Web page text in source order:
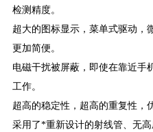
检测精度。
超大的图标显示，菜单式驱动，
更加简便。
电磁干扰被屏蔽，即使在靠近手
工作。
超高的稳定性，超高的重复性，
采用了*重新设计的射线管、无